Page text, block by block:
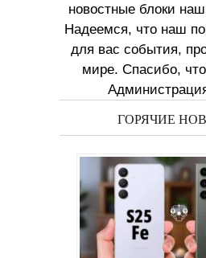
новостные блоки
Надеемся, что наш
для вас события,
мире. Спасибо,
ГОРЯЧИЕ